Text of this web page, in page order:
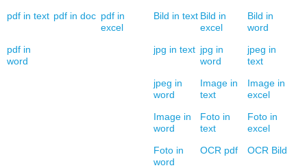
pdf in text pdf in doc pdf in
excel
pdf in
word
Bild in text Bild in
excel
Bild in
word
jpg in text jpg in
word
jpeg in
text
jpeg in
word
Image in
text
Image in
excel
Image in
word
Foto in
text
Foto in
excel
Foto in
word
OCR pdf OCR Bild